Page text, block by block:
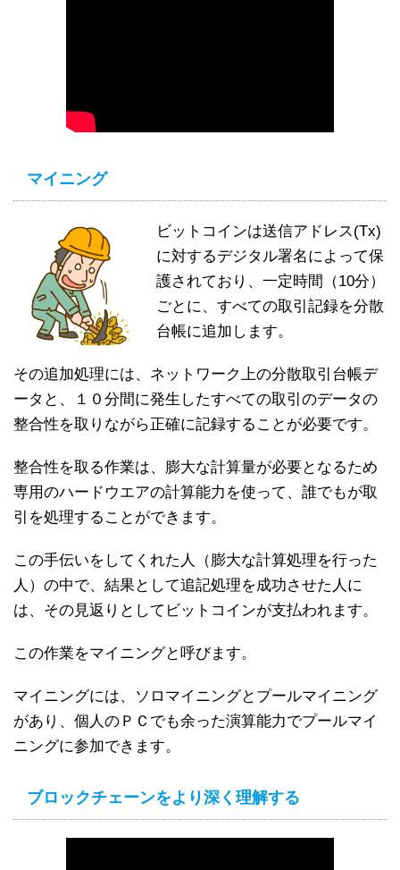
マイニング
ビットコインは送信アドレス(Tx)
に対するデジタル署名によって保
護されており、一定時間（10分）
ごとに、すべての取引記録を分散
台帳に追加します。
その追加処理には、ネットワーク上の分散取引台帳デ
ータと、１０分間に発生したすべての取引のデータの
整合性を取りながら正確に記録することが必要です。
整合性を取る作業は、膨大な計算量が必要となるため
専用のハードウエアの計算能力を使って、誰でもが取
引を処理することができます。
この手伝いをしてくれた人（膨大な計算処理を行った
人）の中で、結果として追記処理を成功させた人に
は、その見返りとしてビットコインが支払われます。
この作業をマイニングと呼びます。
マイニングには、ソロマイニングとプールマイニング
があり、個人のＰＣでも余った演算能力でプールマイ
ニングに参加できます。
ブロックチェーンをより深く理解する